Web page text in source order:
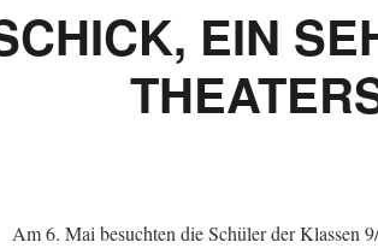
EIN
Am 6. Mai besuchten die Schüler der Klassen